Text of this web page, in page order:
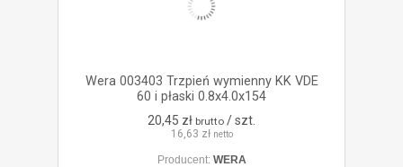
Wera 003403 Trzpień wymienny KK VDE
60 i płaski 0.8x4.0x154
20,45 zł brutto / szt.
16,63 zł netto
Producent: WERA